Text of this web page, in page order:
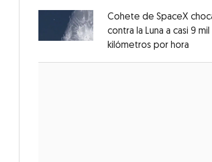
Opens in new window
Cohete de SpaceX
contra la Luna a casi 9 mil
kilómetros por hora